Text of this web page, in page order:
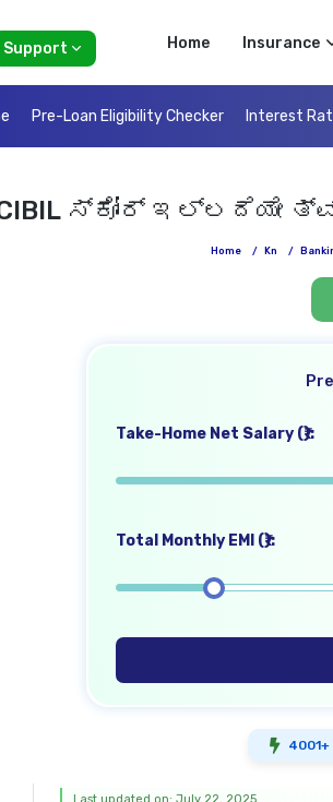
Support Home Insurance
Pre-Loan Eligibility Checker Interest
ಸ್ಕೋರ್ ಇಲ್ಲದೆಯೇ
Home / Kn /
Take-Home Net Salary (₹):
Total Monthly EMI (₹):